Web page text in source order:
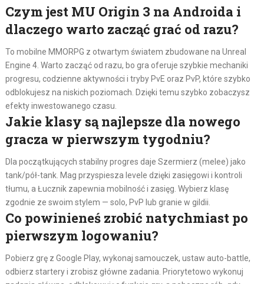
Czym jest MU Origin 3 na Androida i
dlaczego warto zacząć grać od razu?
To mobilne MMORPG z otwartym światem zbudowane na Unreal
Engine 4. Warto zacząć od razu, bo gra oferuje szybkie mechaniki
progresu, codzienne aktywności i tryby PvE oraz PvP, które szybko
odblokujesz na niskich poziomach. Dzięki temu szybko zobaczysz
efekty inwestowanego czasu.
Jakie klasy są najlepsze dla nowego
gracza w pierwszym tygodniu?
Dla początkujących stabilny progres daje Szermierz (melee) jako
tank/pół-tank. Mag przyspiesza levele dzięki zasięgowi i kontroli
tłumu, a Łucznik zapewnia mobilność i zasięg. Wybierz klasę
zgodnie ze swoim stylem — solo, PvP lub granie w gildii.
Co powinieneś zrobić natychmiast po
pierwszym logowaniu?
Pobierz grę z Google Play, wykonaj samouczek, ustaw auto-battle,
odbierz startery i zrobisz główne zadania. Priorytetowo wykonuj